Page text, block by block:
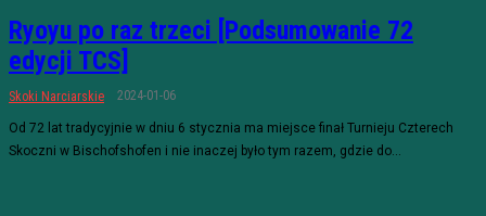
Ryoyu po raz trzeci [Podsumowanie 72
edycji TCS]
Skoki Narciarskie 2024-01-06
Od 72 lat tradycyjnie w dniu 6 stycznia ma miejsce finał Turnieju Czterech
Skoczni w Bischofshofen i nie inaczej było tym razem, gdzie do...